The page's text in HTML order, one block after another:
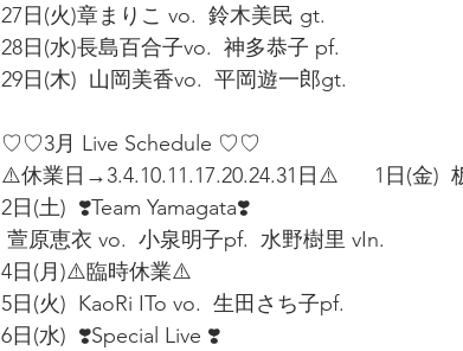
27日(火)章まりこ vo.  鈴木美民 gt.
28日(水)長島百合子vo.  神多恭子 pf.
29日(木)  山岡美香vo.  平岡遊一郎gt.
♡♡3月 Live Schedule ♡♡
⚠️休業日→3.4.10.11.17.20.24.31日⚠️      1日(金)
2日(土)  ❣️Team Yamagata❣️
萱原恵衣 vo.  小泉明子pf.  水野樹里 vIn.
4日(月)⚠️臨時休業⚠️
5日(火)  KaoRi ITo vo.  生田さち子pf.
6日(水)  ❣️Special Live ❣️